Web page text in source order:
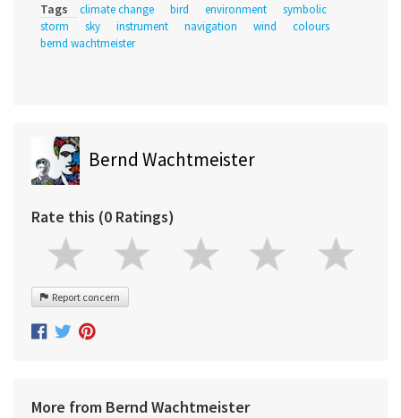
Tags climate change bird environment
symbolic
storm
sky instrument navigation wind
colours
bernd wachtmeister
Bernd Wachtmeister
Rate this (0 Ratings)
Report concern
More from Bernd Wachtmeister